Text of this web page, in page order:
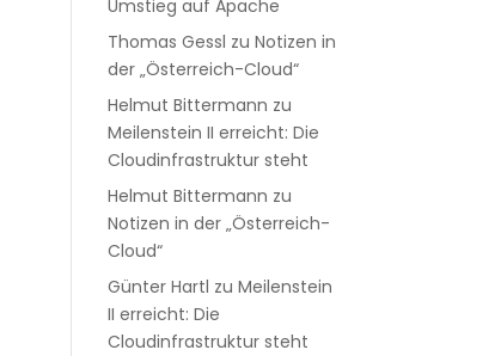
Umstieg auf Apache
Thomas Gessl zuNotizen in
der „Österreich-Cloud“
Helmut Bittermann zu
Meilenstein II erreicht: Die
Cloudinfrastruktur steht
Helmut Bittermann zu
Notizen in der „Österreich-
Cloud“
Günter Hartl zuMeilenstein
II erreicht: Die
Cloudinfrastruktur steht